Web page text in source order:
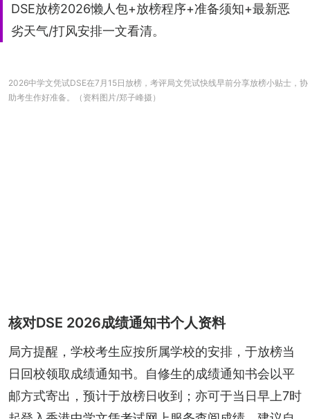
DSE放榜2026懒人包+放榜程序+准备须知+最新恶
劣天气/打风安排一文看清。
2026中学文凭试DSE在7月15日放榜，考评局文凭试快线早前分享放榜小贴士，协
助考生作好准备。（资料图片/郑子峰摄）
核对DSE 2026成绩通知书个人资料
局方提醒，学校考生应按所属学校的安排，于放榜当
日回校领取成绩通知书。自修生的成绩通知书会以平
邮方式寄出，预计于放榜日收到；亦可于当日早上7时